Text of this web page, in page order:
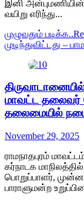
இனி அன்புமணியின்
வயிறு எரிந்து...
முழுவதும் படிக்க..
முடிந்துவிட்டது –
மாவட்ட தலைவர்
தலைமையில்
November 29, 2025
ராமநாதபுரம்
கர்நாடக
பொறுப்பாளர்,
பாராளுமன்ற